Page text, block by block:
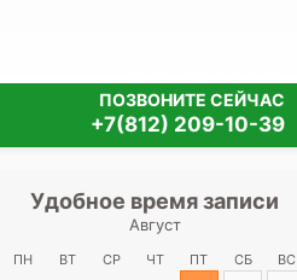
ПОЗВОНИТЕ СЕЙЧАС
+7(812) 209-10-39
Удобное время записи
Август
ПН ВТ СР ЧТ ПТ СБ ВС